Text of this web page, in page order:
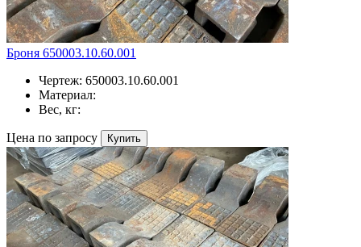
Броня 650003.10.60.001
Чертеж: 650003.10.60.001
Материал:
Вес, кг:
Цена по запросу Купить